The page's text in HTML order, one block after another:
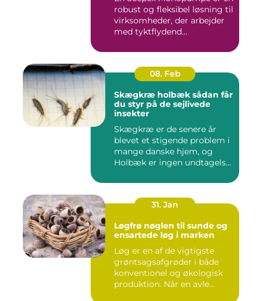
robust og fleksibel løsning til
virksomheder, der arbejder
med tyktflydend...
08. Feb
Skægkræ holbæk sådan får
du styr på de sejlivede
insekter
Skægkræ er de senere år
blevet et stigende problem i
mange danske hjem, og
Holbæk er ingen undtagels...
31. Jan
Løgfrø nøglen til sunde og
ensartede løg i marken
Løg er en af de vigtigste
grøntsagsafgrøder i både
konventionel og økologisk
produktion. Når en avle...